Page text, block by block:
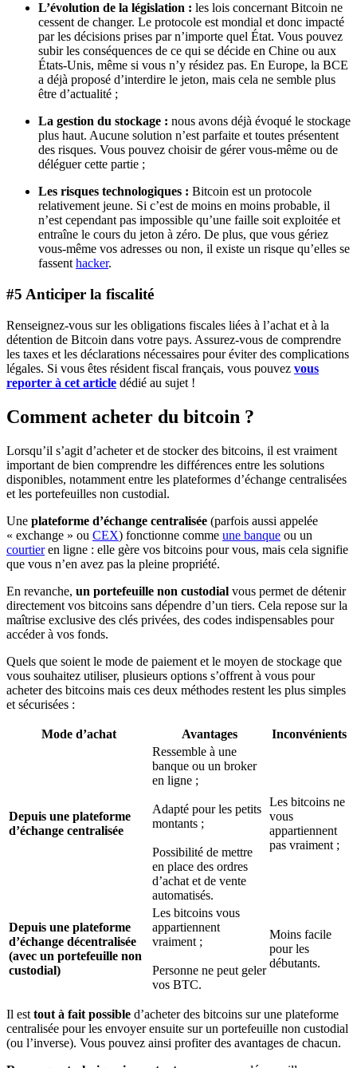
L’évolution de la législation : les lois concernant Bitcoin ne
cessent de changer. Le protocole est mondial et donc impacté
par les décisions prises par n’importe quel État. Vous pouvez
subir les conséquences de ce qui se décide en Chine ou aux
États-Unis, même si vous n’y résidez pas. En Europe, la BCE
a déjà proposé d’interdire le jeton, mais cela ne semble plus
être d’actualité ;
La gestion du stockage : nous avons déjà évoqué le stockage
plus haut. Aucune solution n’est parfaite et toutes présentent
des risques. Vous pouvez choisir de gérer vous-même ou de
déléguer cette partie ;
Les risques technologiques : Bitcoin est un protocole
relativement jeune. Si c’est de moins en moins probable, il
n’est cependant pas impossible qu’une faille soit exploitée et
entraîne le cours du jeton à zéro. De plus, que vous gériez
vous-même vos adresses ou non, il existe un risque qu’elles se
fassent hacker.
#5 Anticiper la fiscalité
Renseignez-vous sur les obligations fiscales liées à l’achat et à la
détention de Bitcoin dans votre pays. Assurez-vous de comprendre
les taxes et les déclarations nécessaires pour éviter des complications
légales. Si vous êtes résident fiscal français, vous pouvez vous
reporter à cet article dédié au sujet !
Comment acheter du bitcoin ?
Lorsqu’il s’agit d’acheter et de stocker des bitcoins, il est vraiment
important de bien comprendre les différences entre les solutions
disponibles, notamment entre les plateformes d’échange centralisées
et les portefeuilles non custodial.
Une plateforme d’échange centralisée (parfois aussi appelée
« exchange » ou CEX) fonctionne comme une banque ou un
courtieren ligne : elle gère vos bitcoins pour vous, mais cela signifie
que vous n’en avez pas la pleine propriété.
En revanche, un portefeuille non custodial vous permet de détenir
directement vos bitcoins sans dépendre d’un tiers. Cela repose sur la
maîtrise exclusive des clés privées, des codes indispensables pour
accéder à vos fonds.
Quels que soient le mode de paiement et le moyen de stockage que
vous souhaitez utiliser, plusieurs options s’offrent à vous pour
acheter des bitcoins mais ces deux méthodes restent les plus simples
et sécurisées :
Mode d’achat Avantages Inconvénients
Depuis une plateforme
d’échange centralisée
Ressemble à une
banque ou un broker
en ligne ;
Adapté pour les petits
montants ;
Possibilité de mettre
en place des ordres
d’achat et de vente
automatisés.
Les bitcoins ne
vous
appartiennent
pas vraiment ;
Depuis une plateforme
d’échange décentralisée
(avec un portefeuille non
custodial)
Les bitcoins vous
appartiennent
vraiment ;
Personne ne peut geler
vos BTC.
Moins facile
pour les
débutants.
Il est tout à fait possible d’acheter des bitcoins sur une plateforme
centralisée pour les envoyer ensuite sur un portefeuille non custodial
(ou l’inverse). Vous pouvez ainsi profiter des avantages de chacun.